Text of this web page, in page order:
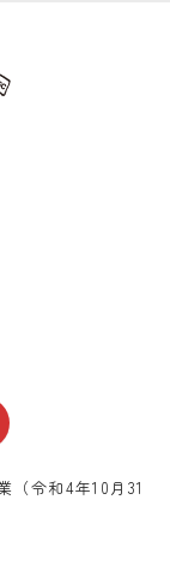
（令和4年10月31